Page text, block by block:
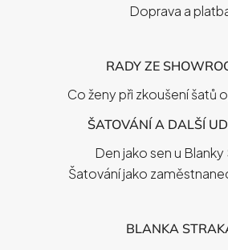
Doprava a
RADY ZE
Co ženy při zkoušení šatů
ŠATOVÁNÍ A DALŠÍ
Den jako sen u Blanky
Šatování jako
BLANKA